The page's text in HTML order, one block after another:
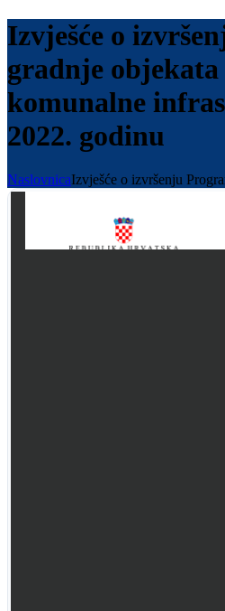
Izvješće o
gradnje
komunalne
2022. godinu
NaslovnicaIzvješće o izvršenju